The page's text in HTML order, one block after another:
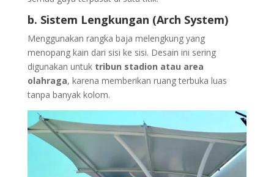
b. Sistem Lengkungan (Arch System)
Menggunakan rangka baja melengkung yang
menopang kain dari sisi ke sisi. Desain ini sering
digunakan untuk tribun stadion atau area
olahraga, karena memberikan ruang terbuka luas
tanpa banyak kolom.